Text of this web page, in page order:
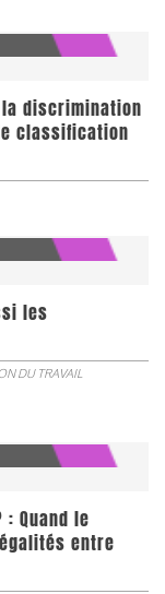
discrimination
classification
les
DU TRAVAIL
Quand le
entre